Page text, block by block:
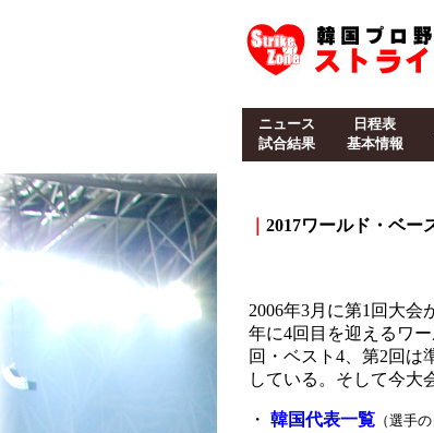
ニュース
試合結果
日程表
基本情報
2017ワールド・ベ
2006年3月に第1回大会
年に4回目を迎えるワ
回・ベスト4、第2回は
している。そして今大
・ 韓国代表一覧 （選手